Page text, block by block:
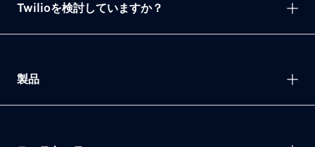
Twilioを検討していますか？
製品